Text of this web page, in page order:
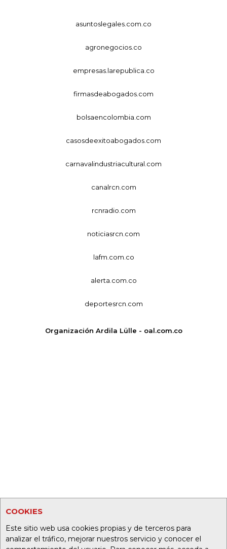
COOKIES
Este sitio web usa cookies propias y de terceros para
analizar el tráfico, mejorar nuestros servicio y conocer el
asuntoslegales.com.co
agronegocios.co
empresas.larepublica.co
firmasdeabogados.com
bolsaencolombia.com
casosdeexitoabogados.com
carnavalindustriacultural.com
canalrcn.com
rcnradio.com
noticiasrcn.com
lafm.com.co
alerta.com.co
deportesrcn.com
Organización Ardila Lülle - oal.com.co